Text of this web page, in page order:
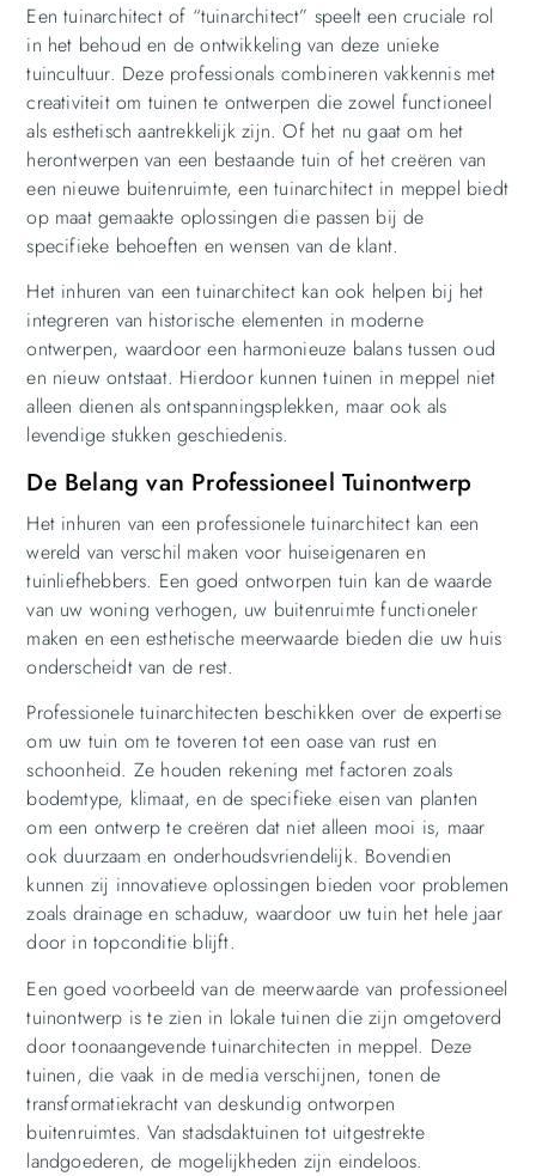
Een tuinarchitect of “tuinarchitect” speelt een cruciale rol
in het behoud en de ontwikkeling van deze unieke
tuincultuur. Deze professionals combineren vakkennis met
creativiteit om tuinen te ontwerpen die zowel functioneel
als esthetisch aantrekkelijk zijn. Of het nu gaat om het
herontwerpen van een bestaande tuin of het creëren van
een nieuwe buitenruimte, een tuinarchitect in meppel biedt
op maat gemaakte oplossingen die passen bij de
specifieke behoeften en wensen van de klant.
Het inhuren van een tuinarchitect kan ook helpen bij het
integreren van historische elementen in moderne
ontwerpen, waardoor een harmonieuze balans tussen oud
en nieuw ontstaat. Hierdoor kunnen tuinen in meppel niet
alleen dienen als ontspanningsplekken, maar ook als
levendige stukken geschiedenis.
De Belang van Professioneel Tuinontwerp
Het inhuren van een professionele tuinarchitect kan een
wereld van verschil maken voor huiseigenaren en
tuinliefhebbers. Een goed ontworpen tuin kan de waarde
van uw woning verhogen, uw buitenruimte functioneler
maken en een esthetische meerwaarde bieden die uw huis
onderscheidt van de rest.
Professionele tuinarchitecten beschikken over de expertise
om uw tuin om te toveren tot een oase van rust en
schoonheid. Ze houden rekening met factoren zoals
bodemtype, klimaat, en de specifieke eisen van planten
om een ontwerp te creëren dat niet alleen mooi is, maar
ook duurzaam en onderhoudsvriendelijk. Bovendien
kunnen zij innovatieve oplossingen bieden voor problemen
zoals drainage en schaduw, waardoor uw tuin het hele jaar
door in topconditie blijft.
Een goed voorbeeld van de meerwaarde van professioneel
tuinontwerp is te zien in lokale tuinen die zijn omgetoverd
door toonaangevende tuinarchitecten in meppel. Deze
tuinen, die vaak in de media verschijnen, tonen de
transformatiekracht van deskundig ontworpen
buitenruimtes. Van stadsdaktuinen tot uitgestrekte
landgoederen, de mogelijkheden zijn eindeloos.